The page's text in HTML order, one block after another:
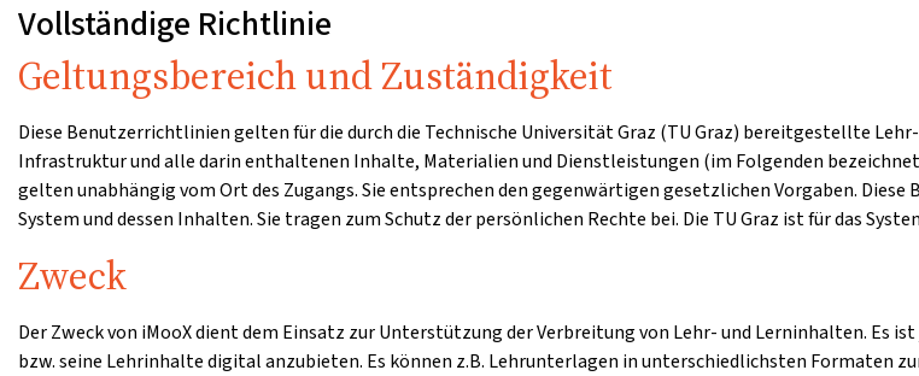
Vollständige Richtlinie
Geltungsbereich und Zuständigkeit
Diese Benutzerrichtlinien gelten für die durch die Technische Universität Graz (TU Graz) bereitgestellte
Infrastruktur und alle darin enthaltenen Inhalte, Materialien und Dienstleistungen (im Folgenden
gelten unabhängig vom Ort des Zugangs. Sie entsprechen den gegenwärtigen gesetzlichen Vorgaben.
System und dessen Inhalten. Sie tragen zum Schutz der persönlichen Rechte bei. Die TU Graz ist für das
Zweck
Der Zweck von iMooX dient dem Einsatz zur Unterstützung der Verbreitung von Lehr- und Lerninhalten.
bzw. seine Lehrinhalte digital anzubieten. Es können z.B. Lehrunterlagen in unterschiedlichsten Formaten